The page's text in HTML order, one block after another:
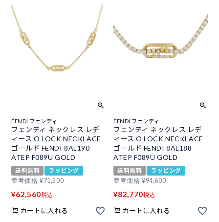
FENDI フェンディ
フェンディ ネックレス レデ
ィース O LOCK NECKLACE
ゴールド FENDI 8AL190
ATEP F089U GOLD
送料無料
ラッピング
参考価格 ¥71,500
¥62,560税込
カートに入れる
FENDI フェンディ
フェンディ ネックレス レデ
ィース O LOCK NECKLACE
ゴールド FENDI 8AL188
ATEP F089U GOLD
送料無料
ラッピング
参考価格 ¥94,600
¥82,770税込
カートに入れる